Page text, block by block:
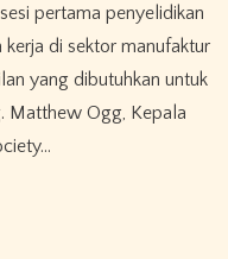
di sektor manufaktur
yang dibutuhkan untuk
Matthew Ogg, Kepala